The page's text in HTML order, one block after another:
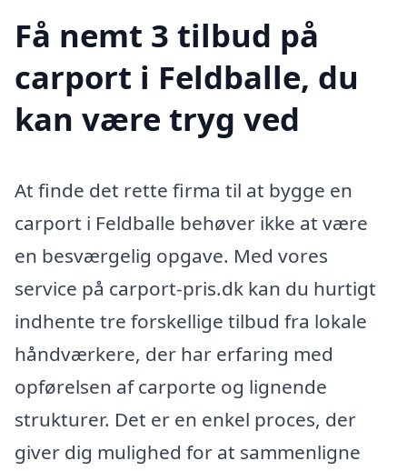
Få nemt 3 tilbud på
carport i Feldballe, du
kan være tryg ved
At finde det rette firma til at bygge en
carport i Feldballe behøver ikke at være
en besværgelig opgave. Med vores
service på carport-pris.dk kan du hurtigt
indhente tre forskellige tilbud fra lokale
håndværkere, der har erfaring med
opførelsen af carporte og lignende
strukturer. Det er en enkel proces, der
giver dig mulighed for at sammenligne